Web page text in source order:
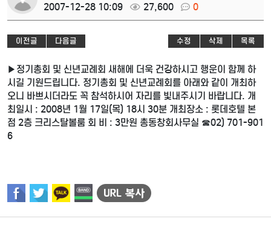
2007-12-28 10:09
27,600 0
이전글 다음글 수정 삭제 목록
▶정기총회 및 신년교례회 새해에 더욱 건강하시고 행운이 함께 하
시길 기원드립니다. 정기총회 및 신년교례회를 아래와 같이 개최하
오니 바쁘시더라도 꼭 참석하시어 자리를 빛내주시기 바랍니다. 개
최일시 : 2008년 1월 17일(목) 18시 30분 개최장소 : 롯데호텔 본
점 2층 크리스탈볼룸 회 비 : 3만원 총동창회사무실 ☎02) 701-901
6